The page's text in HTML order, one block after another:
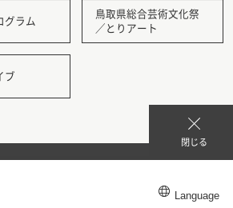
閉じる
Language
グラム
鳥取県総合芸術文化祭
／とりアート
ブ